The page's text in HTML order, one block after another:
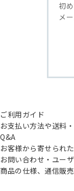
初
メ
ご利用ガイド
お支払い方法や送料
Q&A
お客様から寄せられ
お問い合わせ・ユー
商品の仕様、通信販